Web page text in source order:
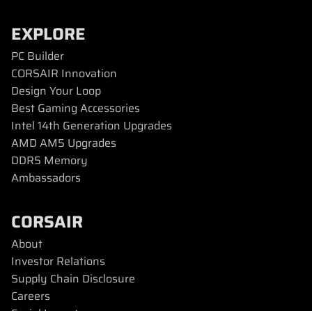
EXPLORE
PC Builder
CORSAIR Innovation
Design Your Loop
Best Gaming Accessories
Intel 14th Generation Upgrades
AMD AM5 Upgrades
DDR5 Memory
Ambassadors
CORSAIR
About
Investor Relations
Supply Chain Disclosure
Careers